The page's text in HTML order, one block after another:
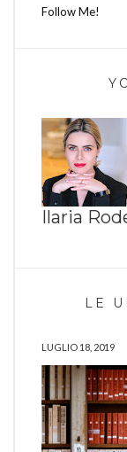
Follow Me!
Ilaria
LE
LUGLIO 18, 2019